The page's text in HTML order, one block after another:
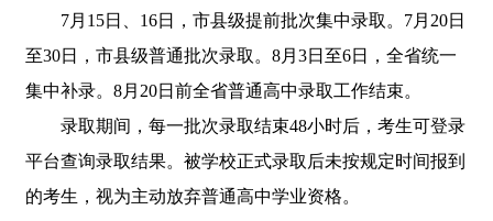
7月15日、16日，市县级提前批次集中录取。7月20日
至30日，市县级普通批次录取。8月3日至6日，全省统一
集中补录。8月20日前全省普通高中录取工作结束。
录取期间，每一批次录取结束48小时后，考生可登录
平台查询录取结果。被学校正式录取后未按规定时间报到
的考生，视为主动放弃普通高中学业资格。